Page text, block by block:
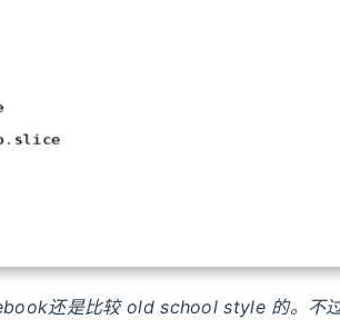
还是比较 old school style 的。不